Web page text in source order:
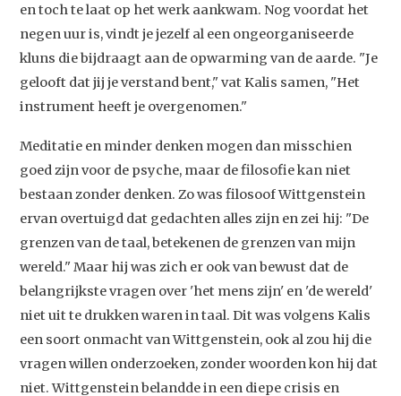
en toch te laat op het werk aankwam. Nog voordat het
negen uur is, vindt je jezelf al een ongeorganiseerde
kluns die bijdraagt aan de opwarming van de aarde. "Je
gelooft dat jij je verstand bent," vat Kalis samen, "Het
instrument heeft je overgenomen."
Meditatie en minder denken mogen dan misschien
goed zijn voor de psyche, maar de filosofie kan niet
bestaan zonder denken. Zo was filosoof Wittgenstein
ervan overtuigd dat gedachten alles zijn en zei hij: "De
grenzen van de taal, betekenen de grenzen van mijn
wereld." Maar hij was zich er ook van bewust dat de
belangrijkste vragen over 'het mens zijn' en 'de wereld'
niet uit te drukken waren in taal. Dit was volgens Kalis
een soort onmacht van Wittgenstein, ook al zou hij die
vragen willen onderzoeken, zonder woorden kon hij dat
niet. Wittgenstein belandde in een diepe crisis en